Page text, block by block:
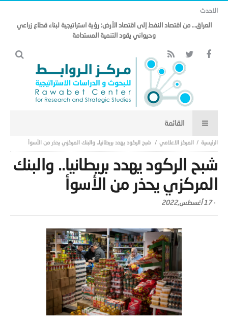
الاحدث
العراق… من اقتصاد النفط إلى اقتصاد الأرض: رؤية استراتيجية لبناء قطاع زراعي
وحيواني يقود التنمية المستدامة
المركز الاعلامي شبح الركود يهدد بريطانيا.. والبنك المركزي يحذر من الأسوأ
شبح الركود يهدد بريطانيا.. والبنك
المركزي يحذر من الأسوأ
-17 أغسطس,2022